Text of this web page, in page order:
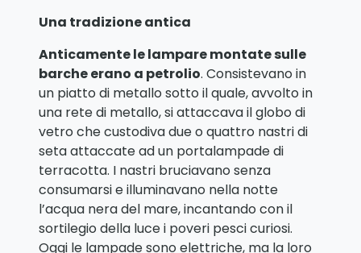
Una tradizione antica
Anticamente le lampare montate sulle
barche erano a petrolio. Consistevano in
un piatto di metallo sotto il quale, avvolto in
una rete di metallo, si attaccava il globo di
vetro che custodiva due o quattro nastri di
seta attaccate ad un portalampade di
terracotta. I nastri bruciavano senza
consumarsi e illuminavano nella notte
l’acqua nera del mare, incantando con il
sortilegio della luce i poveri pesci curiosi.
Oggi le lampade sono elettriche, ma la loro